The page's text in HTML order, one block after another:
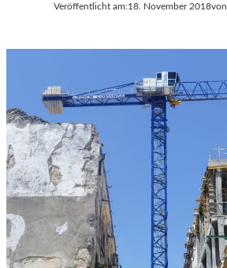
Veröffentlicht am:18. November 2018von